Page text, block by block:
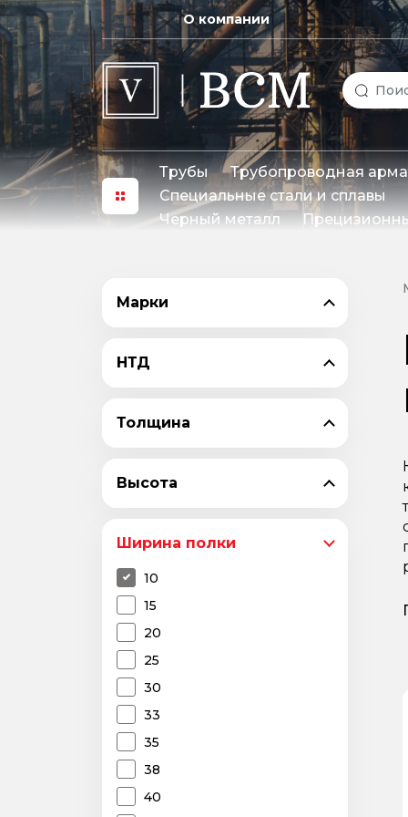
О компании
Трубы Трубопроводная
Специальные стали и сплавы
Черный металл
Марки
НТД
Толщина
Высота
Ширина полки
10
15
20
25
30
33
35
38
40